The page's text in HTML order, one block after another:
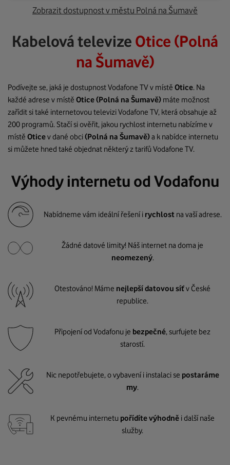
Zobrazit dostupnost v městu Polná na Šumavě
Kabelová televize Otice (Polná
na Šumavě)
Podívejte se, jaká je dostupnost Vodafone TV v místě Otice. Na
každé adrese v místě Otice(Polná na Šumavě) máte možnost
zařídit si také internetovou televizi Vodafone TV, která obsahuje až
200 programů. Stačí si ověřit, jakou rychlost internetu nabízíme v
místě Oticev dané obci(Polná na Šumavě)a k nabídce internetu
si můžete hned také objednat některý z tarifů Vodafone TV.
Výhody internetu od Vodafonu
Nabídneme vám ideální řešení i rychlost na vaší adrese.
Žádné datové limity! Náš internet na doma je
neomezený.
Otestováno! Máme nejlepší datovou síťv České
republice.
Připojení od Vodafonu je bezpečné, surfujete bez
starostí.
Nic nepotřebujete, o vybavení i instalaci se postaráme
my.
K pevnému internetu pořídíte výhodně i další naše
služby.